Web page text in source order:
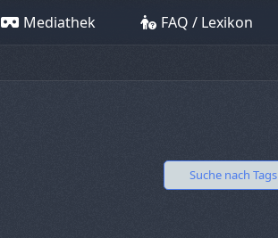
Mediathek FAQ / Lexikon
Suche nach Tags